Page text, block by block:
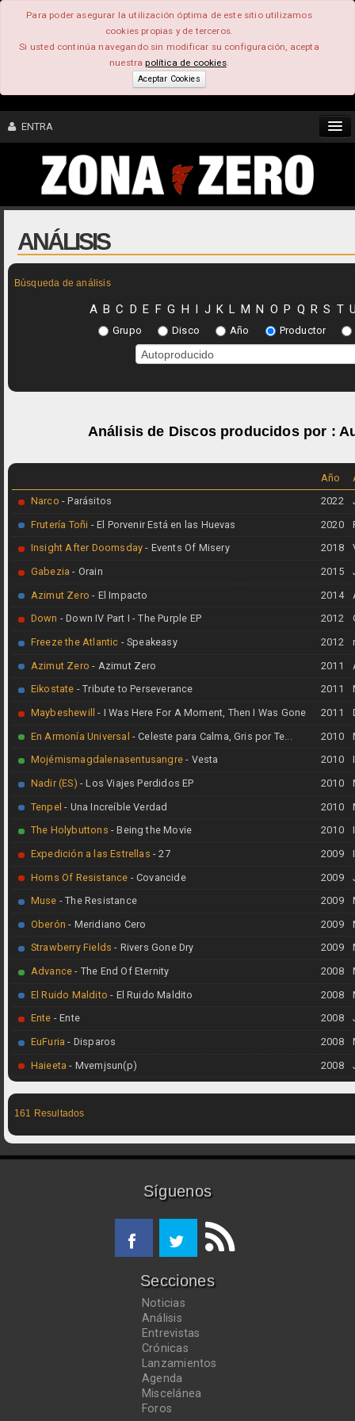
Para poder asegurar la utilización óptima de este sitio utilizamos
cookies propias y de terceros.
Si usted continúa navegando sin modificar su configuración, acepta
nuestrapolítica de cookies.
Aceptar Cookies
ENTRA
CONTENIDO
COMUNIDAD
FEEEDBACK
ANÁLISIS
Búsqueda de análisis
A B C D E F G H I J K L M N O P Q R S T
Grupo Disco Año Productor
Análisis de Discos producidos por :
Año
Narco - Parásitos
2022
Frutería Toñi - El Porvenir Está en las Huevas
2020
Insight After Doomsday - Events Of Misery
2018
Gabezia - Orain
2015
Azimut Zero - El Impacto
2014
Down - Down IV Part I - The Purple EP
2012
Freeze the Atlantic - Speakeasy
2012
Azimut Zero - Azimut Zero
2011
Eikostate - Tribute to Perseverance
2011
Maybeshewill
- I Was Here For A Moment, Then I Was Gone
2011
En Armonía Universal - Celeste para Calma, Gris por Te...
2010
Mojémismagdalenasentusangre - Vesta
2010
Nadir (ES) - Los Viajes Perdidos EP
2010
Tenpel - Una Increíble Verdad
2010
The Holybuttons - Being the Movie
2010
Expedición a las Estrellas - 27
2009
Horns Of Resistance - Covancide
2009
Muse - The Resistance
2009
Oberón - Meridiano Cero
2009
Strawberry Fields - Rivers Gone Dry
2009
Advance - The End Of Eternity
2008
El Ruido Maldito - El Ruido Maldito
2008
Ente - Ente
2008
EuFuria - Disparos
2008
Haieeta - Mvemjsun(p) 2008
161 Resultados
Síguenos
Secciones
Noticias
Análisis
Entrevistas
Crónicas
Lanzamientos
Agenda
Miscelánea
Foros